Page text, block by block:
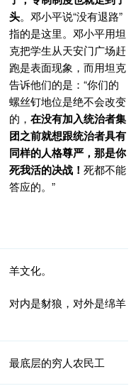
头。邓小平说“没有退路”
指的是这里。邓小平用坦
克把学生从天安门广场赶
跑是表面现象，而用坦克
告诉他们的是：“你们的
螺丝钉地位是绝不会改变
的， 在没有加入统治者集
团之前就想跟统治者具有
同样的人格尊严，那是你
死我活的决战！ 死都不能
答应的。”
羊文化。
对内是豺狼，对外是绵羊
最底层的穷人农民工